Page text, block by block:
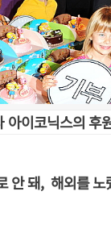
이코닉스의 후
안 돼, 해외를 노